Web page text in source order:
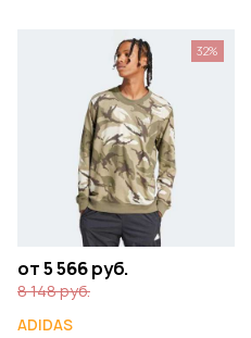
от 5 566 руб.
8 148 руб.
ADIDAS
32%